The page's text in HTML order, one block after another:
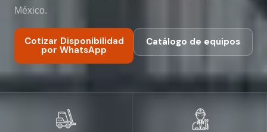
México.
Cotizar Disponibilidad
por WhatsApp
Catálogo de equipos